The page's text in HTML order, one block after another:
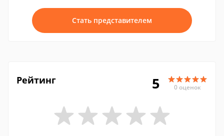
Стать представителем
Рейтинг 5 0 оценок